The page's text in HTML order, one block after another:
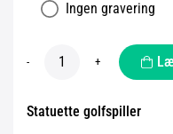
Ingen gravering
- +
Statuette golfspiller